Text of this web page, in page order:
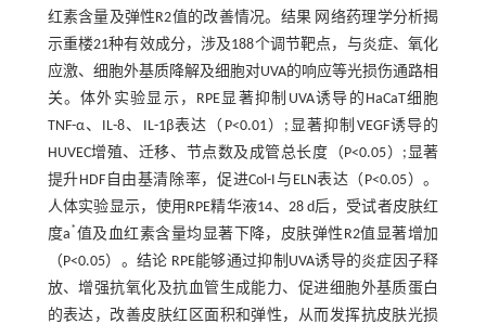
红素含量及弹性R2值的改善情况。结果 网络药理学分析揭
示重楼21种有效成分，涉及188个调节靶点，与炎症、氧化
应激、细胞外基质降解及细胞对UVA的响应等光损伤通路相
关。体外实验显示，RPE显著抑制UVA诱导的HaCaT细胞
TNF-α、IL-8、IL-1β表达（P<0.01）;显著抑制VEGF诱导的
HUVEC增殖、迁移、节点数及成管总长度（P<0.05）;显著
提升HDF自由基清除率，促进Col-I与ELN表达（P<0.05）。
人体实验显示，使用RPE精华液14、28 d后，受试者皮肤红
度a*值及血红素含量均显著下降，皮肤弹性R2值显著增加
（P<0.05）。结论 RPE能够通过抑制UVA诱导的炎症因子释
放、增强抗氧化及抗血管生成能力、促进细胞外基质蛋白
的表达，改善皮肤红区面积和弹性，从而发挥抗皮肤光损